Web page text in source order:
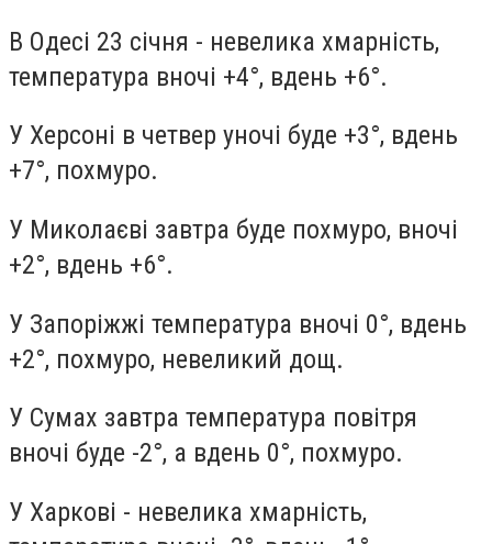
В Одесі 23 січня - невелика хмарність,
температура вночі +4°, вдень +6°.
У Херсоні в четвер уночі буде +3°, вдень
+7°, похмуро.
У Миколаєві завтра буде похмуро, вночі
+2°, вдень +6°.
У Запоріжжі температура вночі 0°, вдень
+2°, похмуро, невеликий дощ.
У Сумах завтра температура повітря
вночі буде -2°, а вдень 0°, похмуро.
У Харкові - невелика хмарність,